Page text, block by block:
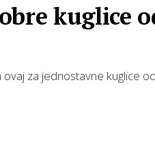
kuglice
za jednostavne kuglice